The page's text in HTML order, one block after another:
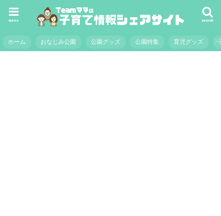
search
menu
ホーム おなじみ公園 公園グッズ 公園特集 育児グッズ